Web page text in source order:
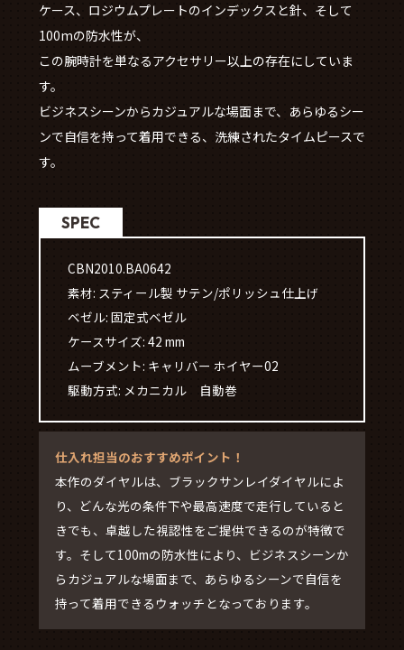
ケース、ロジウムプレートのインデックスと針、そして
100mの防水性が、
この腕時計を単なるアクセサリー以上の存在にしていま
す。
ビジネスシーンからカジュアルな場面まで、あらゆるシー
ンで自信を持って着用できる、洗練されたタイムピースで
す。
SPEC
CBN2010.BA0642
素材: スティール製 サテン/ポリッシュ仕上げ
ベゼル: 固定式ベゼル
ケースサイズ: 42 mm
ムーブメント: キャリバー ホイヤー02
駆動方式: メカニカル 自動巻
仕入れ担当のおすすめポイント！
本作のダイヤルは、ブラックサンレイダイヤルによ
り、どんな光の条件下や最高速度で走行していると
きでも、卓越した視認性をご提供できるのが特徴で
す。そして100mの防水性により、ビジネスシーンか
らカジュアルな場面まで、あらゆるシーンで自信を
持って着用できるウォッチとなっております。